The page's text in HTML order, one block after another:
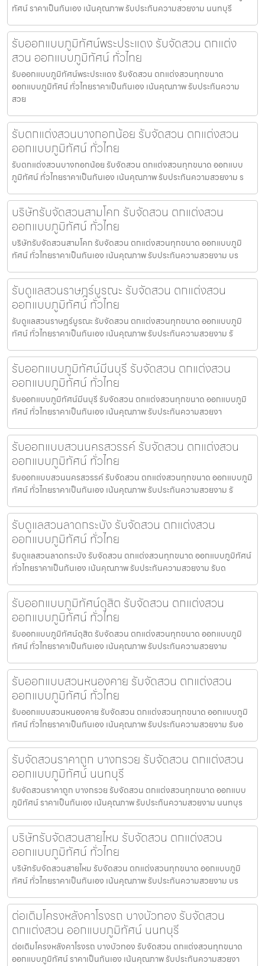
ทัศน์ ราคาเป็นกันเอง เน้นคุณภาพ รับประกันความสวยงาม นนทบุรี
รับออกแบบภูมิทัศน์พระประแดง รับจัดสวน ตกแต่ง
สวน ออกแบบภูมิทัศน์ ทั่วไทย
รับออกแบบภูมิทัศน์พระประแดง รับจัดสวน ตกแต่งสวนทุกขนาด
ออกแบบภูมิทัศน์ ทั่วไทยราคาเป็นกันเอง เน้นคุณภาพ รับประกันความ
สวย
รับตกแต่งสวนบางกอกน้อย รับจัดสวน ตกแต่งสวน
ออกแบบภูมิทัศน์ ทั่วไทย
รับตกแต่งสวนบางกอกน้อย รับจัดสวน ตกแต่งสวนทุกขนาด ออกแบบ
ภูมิทัศน์ ทั่วไทยราคาเป็นกันเอง เน้นคุณภาพ รับประกันความสวยงาม ร
บริษัทรับจัดสวนสามโคก รับจัดสวน ตกแต่งสวน
ออกแบบภูมิทัศน์ ทั่วไทย
บริษัทรับจัดสวนสามโคก รับจัดสวน ตกแต่งสวนทุกขนาด ออกแบบภูมิ
ทัศน์ ทั่วไทยราคาเป็นกันเอง เน้นคุณภาพ รับประกันความสวยงาม บร
รับดูแลสวนราษฎร์บูรณะ รับจัดสวน ตกแต่งสวน
ออกแบบภูมิทัศน์ ทั่วไทย
รับดูแลสวนราษฎร์บูรณะ รับจัดสวน ตกแต่งสวนทุกขนาด ออกแบบภูมิ
ทัศน์ ทั่วไทยราคาเป็นกันเอง เน้นคุณภาพ รับประกันความสวยงาม รั
รับออกแบบภูมิทัศน์มีนบุรี รับจัดสวน ตกแต่งสวน
ออกแบบภูมิทัศน์ ทั่วไทย
รับออกแบบภูมิทัศน์มีนบุรี รับจัดสวน ตกแต่งสวนทุกขนาด ออกแบบภูมิ
ทัศน์ ทั่วไทยราคาเป็นกันเอง เน้นคุณภาพ รับประกันความสวยงา
รับออกแบบสวนนครสวรรค์ รับจัดสวน ตกแต่งสวน
ออกแบบภูมิทัศน์ ทั่วไทย
รับออกแบบสวนนครสวรรค์ รับจัดสวน ตกแต่งสวนทุกขนาด ออกแบบภูมิ
ทัศน์ ทั่วไทยราคาเป็นกันเอง เน้นคุณภาพ รับประกันความสวยงาม รั
รับดูแลสวนลาดกระบัง รับจัดสวน ตกแต่งสวน
ออกแบบภูมิทัศน์ ทั่วไทย
รับดูแลสวนลาดกระบัง รับจัดสวน ตกแต่งสวนทุกขนาด ออกแบบภูมิทัศน์
ทั่วไทยราคาเป็นกันเอง เน้นคุณภาพ รับประกันความสวยงาม รับด
รับออกแบบภูมิทัศน์ดุสิต รับจัดสวน ตกแต่งสวน
ออกแบบภูมิทัศน์ ทั่วไทย
รับออกแบบภูมิทัศน์ดุสิต รับจัดสวน ตกแต่งสวนทุกขนาด ออกแบบภูมิ
ทัศน์ ทั่วไทยราคาเป็นกันเอง เน้นคุณภาพ รับประกันความสวยงาม
รับออกแบบสวนหนองคาย รับจัดสวน ตกแต่งสวน
ออกแบบภูมิทัศน์ ทั่วไทย
รับออกแบบสวนหนองคาย รับจัดสวน ตกแต่งสวนทุกขนาด ออกแบบภูมิ
ทัศน์ ทั่วไทยราคาเป็นกันเอง เน้นคุณภาพ รับประกันความสวยงาม รับอ
รับจัดสวนราคาถูก บางกรวย รับจัดสวน ตกแต่งสวน
ออกแบบภูมิทัศน์ นนทบุรี
รับจัดสวนราคาถูก บางกรวย รับจัดสวน ตกแต่งสวนทุกขนาด ออกแบบ
ภูมิทัศน์ ราคาเป็นกันเอง เน้นคุณภาพ รับประกันความสวยงาม นนทบุร
บริษัทรับจัดสวนสายไหม รับจัดสวน ตกแต่งสวน
ออกแบบภูมิทัศน์ ทั่วไทย
บริษัทรับจัดสวนสายไหม รับจัดสวน ตกแต่งสวนทุกขนาด ออกแบบภูมิ
ทัศน์ ทั่วไทยราคาเป็นกันเอง เน้นคุณภาพ รับประกันความสวยงาม บร
ต่อเติมโครงหลังคาโรงรถ บางบัวทอง รับจัดสวน
ตกแต่งสวน ออกแบบภูมิทัศน์ นนทบุรี
ต่อเติมโครงหลังคาโรงรถ บางบัวทอง รับจัดสวน ตกแต่งสวนทุกขนาด
ออกแบบภูมิทัศน์ ราคาเป็นกันเอง เน้นคุณภาพ รับประกันความสวยงา